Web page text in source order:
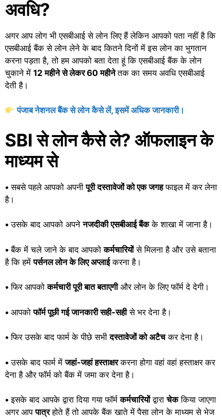
अवधि?
अगर आप लोग भी एसबीआई से लोन लिए हैं लेकिन आपको पता नहीं है कि
एसबीआई बैंक से लोन लेने के बाद कितने दिनों में इस लोन का भुगतान
करना पड़ता है, तो हम आपको बता देता हूं कि एसबीआई बैंक के लोन
चुकाने में 12 महीने से लेकर 60 महीनेतक का समय अवधि एसबीआई
देती है।
पंजाब नेशनल बैंक से लोन कैसे लें, इसमें अधिक जानकारी।
SBI से लोन कैसे ले? ऑफलाइन के
माध्यम से
•सबसे पहले आपको अपनीपूरी दस्तावेजों को एक जगहफाइल में कर लेना
है।
•उसके बाद आपको अपनेनजदीकी एसबीआई बैंकके शाखा में जाना है।
•बैंक में चले जाने के बाद आपकोकर्मचारियोंसे मिलना है और उसे बताना
है कि हमेंपर्सनल लोन के लिए अप्लाईकरना है।
•फिर आपकोकर्मचारी पूरी बात बताएगीऔर लोन के लिए फॉर्म दे देगी।
• आपकोफॉर्म पूछी गई जानकारी सही-सहीसे भर देना है।
•फिर उसके बाद फार्म के पीछे सभीदस्तावेजों को अटैचकर देना है।
•उसके बाद फार्म मेंजहां-जहां हस्ताक्षरकरना होगा वहां वहां हस्ताक्षर कर
देना है और फॉर्म को बैंक में जमा कर देना है।
•इसके बाद आपके द्वारा दिया गया फॉर्मकर्मचारियोंद्वाराचेककिया जाएगा
अगर आपपात्रहोते हैं तो आपके बैंक खाते में पैसा लोन के माध्यम से भेज